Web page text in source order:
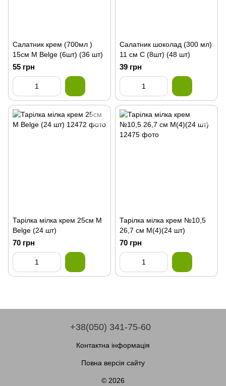
Салатник крем (700мл )
15см М Belge (6шт) (36 шт)
55 грн
Салатник шоколад (300 мл)
11 см С (8шт) (48 шт)
39 грн
Тарілка мілка крем 25см М
Belge (24 шт)
70 грн
Тарілка мілка крем №10,5
26,7 см М(4)(24 шт)
70 грн
+38(050) 341-75-60
Контактна інформація
Повна версія сайту
© 2026